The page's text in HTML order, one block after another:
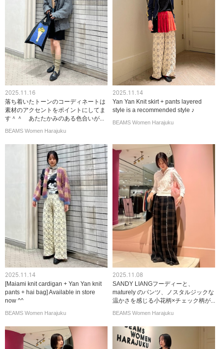
2025.11.16
落ち着いたトーンのコーディネートは
素材のアクセントをポイントにしてま
す＾＾ あたたかみのある色合いが...
BEAMS Women Harajuku
2025.11.14
Yan Yan Knit skirt + pants layered
style is a recommended style ♪
BEAMS Women Harajuku
2025.11.14
[Maiami knit cardigan + Yan Yan knit
pants + hai bag] Available in store
now ^^
BEAMS Women Harajuku
2025.11.08
SANDY LIANGフーディーと、
maturely のパンツ、ノスタルジックな
温かさを感じる小花柄×チェック柄が...
BEAMS Women Harajuku